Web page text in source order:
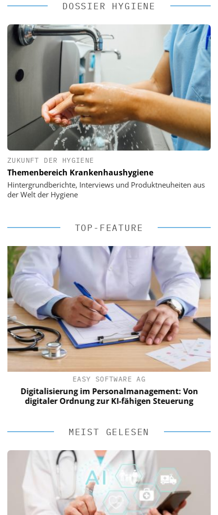
DOSSIER HYGIENE
ZUKUNFT DER HYGIENE
Themenbereich Krankenhaushygiene
Hintergrundberichte, Interviews und Produktneuheiten aus
der Welt der Hygiene
TOP-FEATURE
EASY SOFTWARE AG
Digitalisierung im Personalmanagement: Von
digitaler Ordnung zur KI-fähigen Steuerung
MEIST GELESEN